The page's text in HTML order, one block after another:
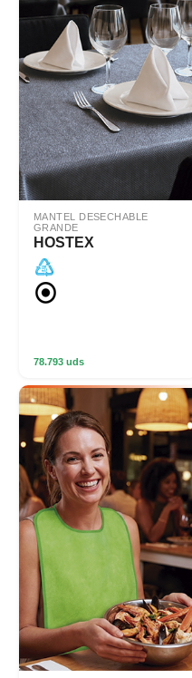
MANTEL DESECHABLE
GRANDE
HOSTEX
78.793 uds